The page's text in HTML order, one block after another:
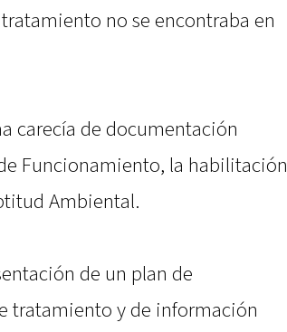
no se encontraba en
carecía de documentación
Funcionamiento, la habilitación
Ambiental.
de un plan de
tratamiento y de información